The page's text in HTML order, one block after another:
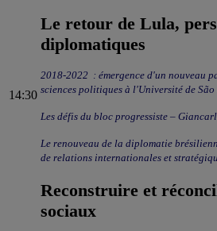
14:30
Le retour de Lula,
diplomatiques
2018-2022 : émergence d'un nouveau paysage politique – Mariana Falcão Chaise, doctorante en
sciences politiques à l'Université de São
Les défis du bloc progressiste –
Le renouveau de la diplomatie
de relations internationales et
Reconstruire et
sociaux